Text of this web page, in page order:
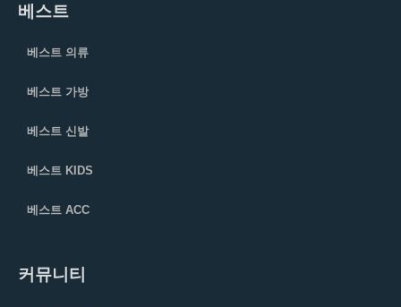
베스트
베스트 의류
베스트 가방
베스트 신발
베스트 KIDS
베스트 ACC
커뮤니티